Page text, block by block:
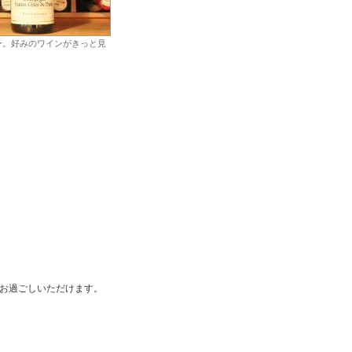
好みのワインがきっと見
過ごしいただけます。